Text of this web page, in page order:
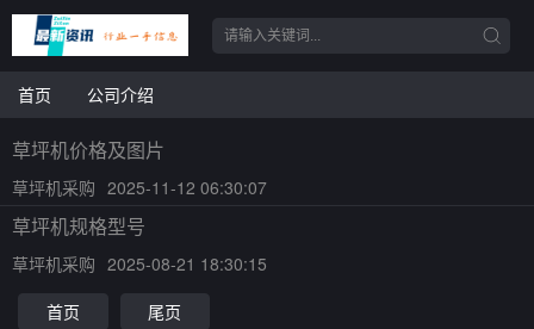
首页 公司介绍
草坪机价格及图片
草坪机采购 2025-11-12 06:30:07
草坪机规格型号
草坪机采购 2025-08-21 18:30:15
首页
尾页